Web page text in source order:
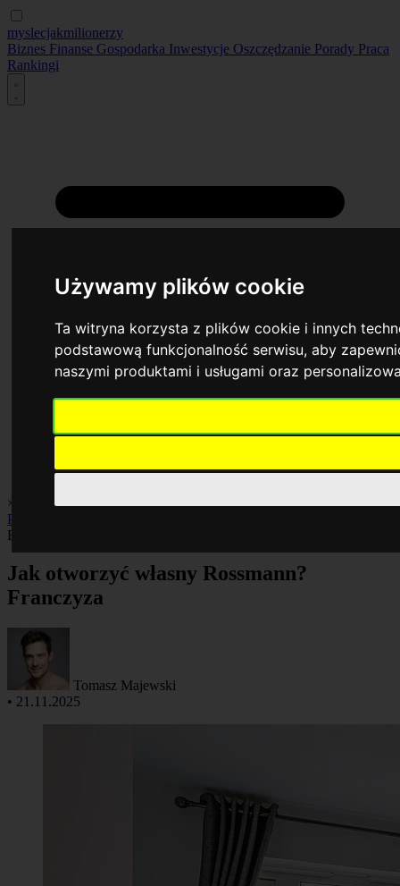
Używamy plików cookie
Ta witryna korzysta z plików cookie i innych
podstawową funkcjonalność serwisu,aby
naszymi produktami i usługami oraz
myslecjakmilionerzy
Biznes Finanse Gospodarka Inwestycje Oszczędzanie Porady Praca
Rankingi
× BiznesFinanseGospodarkaInwestycjeOszczędzaniePorady
Praca
Biznes
Jak otworzyć własny Rossmann?
Franczyza
Tomasz Majewski
• 21.11.2025